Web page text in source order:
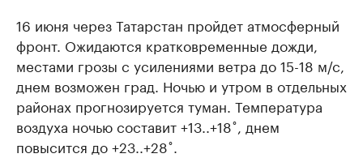
16 июня через Татарстан пройдет атмосферный
фронт. Ожидаются кратковременные дожди,
местами грозы с усилениями ветра до 15-18 м/с,
днем возможен град. Ночью и утром в отдельных
районах прогнозируется туман. Температура
воздуха ночью составит +13..+18˚, днем
повысится до +23..+28˚.